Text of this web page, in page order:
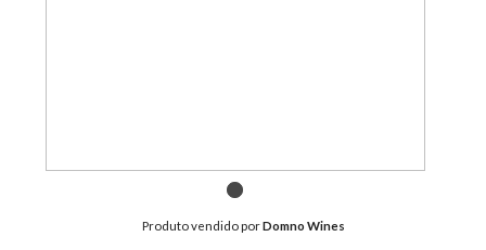
1
Produto vendido porDomno Wines